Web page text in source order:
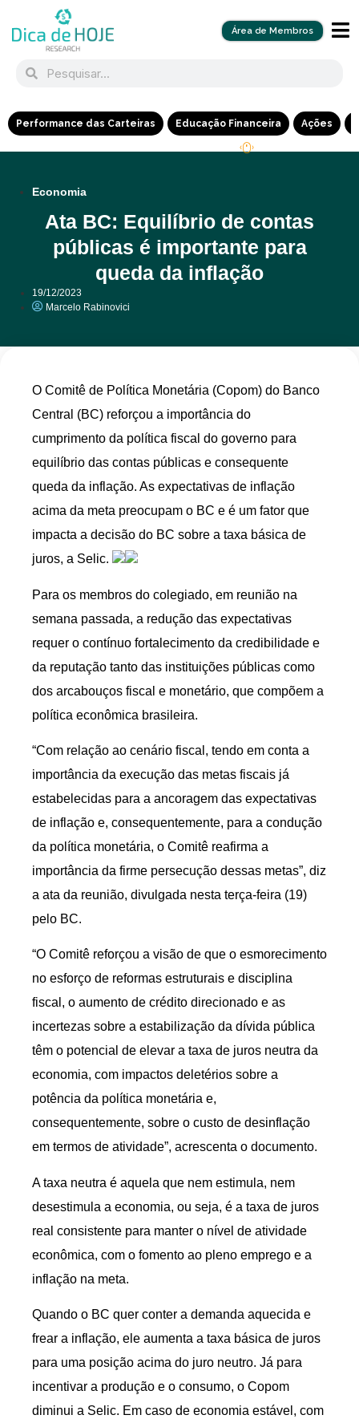
Área de Membros
Performance das Carteiras Educação Financeira Ações
Economia
Ata BC: Equilíbrio de contas
públicas é importante para
queda da inflação
19/12/2023
Marcelo Rabinovici
O Comitê de Política Monetária (Copom) do Banco
Central (BC) reforçou a importância do
cumprimento da política fiscal do governo para
equilíbrio das contas públicas e consequente
queda da inflação. As expectativas de inflação
acima da meta preocupam o BC e é um fator que
impacta a decisão do BC sobre a taxa básica de
juros, a Selic.
Para os membros do colegiado, em reunião na
semana passada, a redução das expectativas
requer o contínuo fortalecimento da credibilidade e
da reputação tanto das instituições públicas como
dos arcabouços fiscal e monetário, que compõem a
política econômica brasileira.
“Com relação ao cenário fiscal, tendo em conta a
importância da execução das metas fiscais já
estabelecidas para a ancoragem das expectativas
de inflação e, consequentemente, para a condução
da política monetária, o Comitê reafirma a
importância da firme persecução dessas metas”, diz
a ata da reunião, divulgada nesta terça-feira (19)
pelo BC.
“O Comitê reforçou a visão de que o esmorecimento
no esforço de reformas estruturais e disciplina
fiscal, o aumento de crédito direcionado e as
incertezas sobre a estabilização da dívida pública
têm o potencial de elevar a taxa de juros neutra da
economia, com impactos deletérios sobre a
potência da política monetária e,
consequentemente, sobre o custo de desinflação
em termos de atividade”, acrescenta o documento.
A taxa neutra é aquela que nem estimula, nem
desestimula a economia, ou seja, é a taxa de juros
real consistente para manter o nível de atividade
econômica, com o fomento ao pleno emprego e a
inflação na meta.
Quando o BC quer conter a demanda aquecida e
frear a inflação, ele aumenta a taxa básica de juros
para uma posição acima do juro neutro. Já para
incentivar a produção e o consumo, o Copom
diminui a Selic. Em caso de economia estável, com